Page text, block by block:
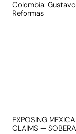
Colombia:
Reformas
EXPOSING
CLAIMS —